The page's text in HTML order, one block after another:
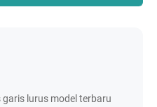
lurus model terbaru